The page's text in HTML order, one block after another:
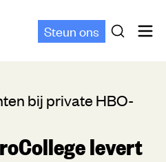
Steun ons
bij private HBO-
levert